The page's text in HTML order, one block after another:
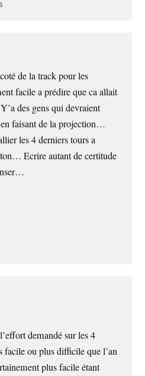
de la track pour les
facile a prédire que ca allait
des gens qui devraient
en faisant de la projection…
les 4 derniers tours a
Ecrire autant de certitude
demandé sur les 4
facile ou plus difficile que l’an
plus facile étant